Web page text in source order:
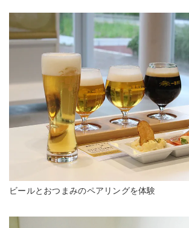
ビールとおつまみのペアリングを体験